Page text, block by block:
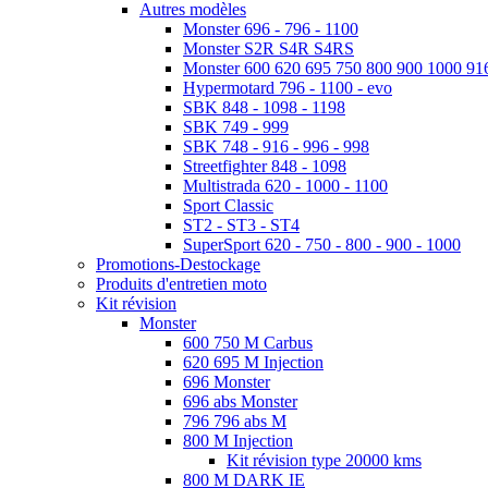
Autres modèles
Monster 696 - 796 - 1100
Monster S2R S4R S4RS
Monster 600 620 695 750 800 900 1000
Hypermotard 796 - 1100 - evo
SBK 848 - 1098 - 1198
SBK 749 - 999
SBK 748 - 916 - 996 - 998
Streetfighter 848 - 1098
Multistrada 620 - 1000 - 1100
Sport Classic
ST2 - ST3 - ST4
SuperSport 620 - 750 - 800 - 900 - 1000
Promotions-Destockage
Produits d'entretien moto
Kit révision
Monster
600 750 M Carbus
620 695 M Injection
696 Monster
696 abs Monster
796 796 abs M
800 M Injection
Kit révision type 20000 kms
800 M DARK IE